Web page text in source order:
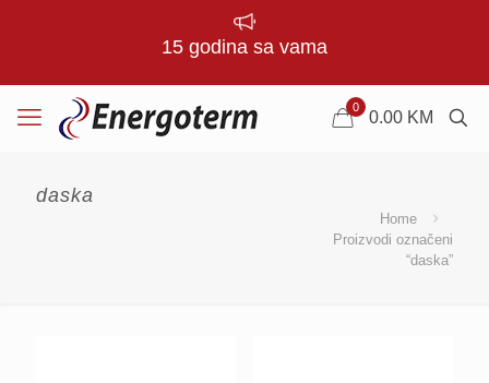
15 godina sa vama
0
0.00 KM
daska
Home
Proizvodi označeni
“daska”